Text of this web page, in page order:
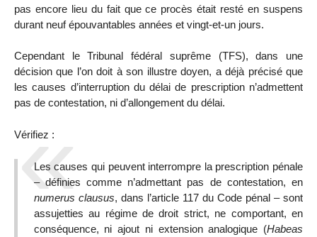
pas encore lieu du fait que ce procès était resté en suspens
durant neuf épouvantables années et vingt-et-un jours.
Cependant le Tribunal fédéral suprême (TFS), dans une
décision que l’on doit à son illustre doyen, a déjà précisé que
les causes d’interruption du délai de prescription n’admettent
pas de contestation, ni d’allongement du délai.
Vérifiez :
Les causes qui peuvent interrompre la prescription pénale
– définies comme n’admettant pas de contestation, en
numerus clausus, dans l’article 117 du Code pénal – sont
assujetties au régime de droit strict, ne comportant, en
conséquence, ni ajout ni extension analogique (Habeas